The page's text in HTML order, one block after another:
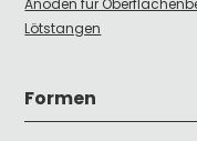
Lötstangen
Formen